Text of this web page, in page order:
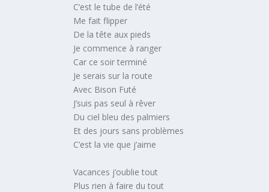
C’est le tube de l’été
Me fait flipper
De la tête aux pieds
Je commence à ranger
Car ce soir terminé
Je serais sur la route
Avec Bison Futé
J’suis pas seul à rêver
Du ciel bleu des palmiers
Et des jours sans problèmes
C’est la vie que j’aime
Vacances j’oublie tout
Plus rien à faire du tout